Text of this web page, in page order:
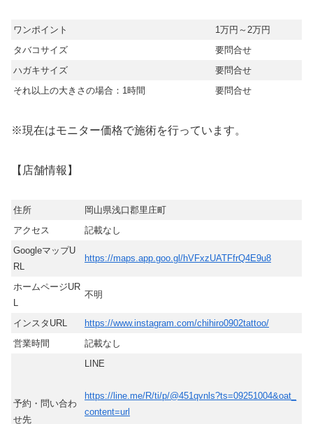
ワンポイント
1万円～2万円
タバコサイズ
要問合せ
ハガキサイズ
要問合せ
それ以上の大きさの場合：1時間
要問合せ
※現在はモニター価格で施術を行っています。
【店舗情報】
住所
岡山県浅口郡里庄町
アクセス
記載なし
GoogleマップU
RL
https://maps.app.goo.gl/hVFxzUATFfrQ4E9u8
ホームページUR
L
不明
インスタURL
https://www.instagram.com/chihiro0902tattoo/
営業時間
記載なし
予約・問い合わ
せ先
LINE
https://line.me/R/ti/p/@451qvnls?ts=09251004&oat_
content=url